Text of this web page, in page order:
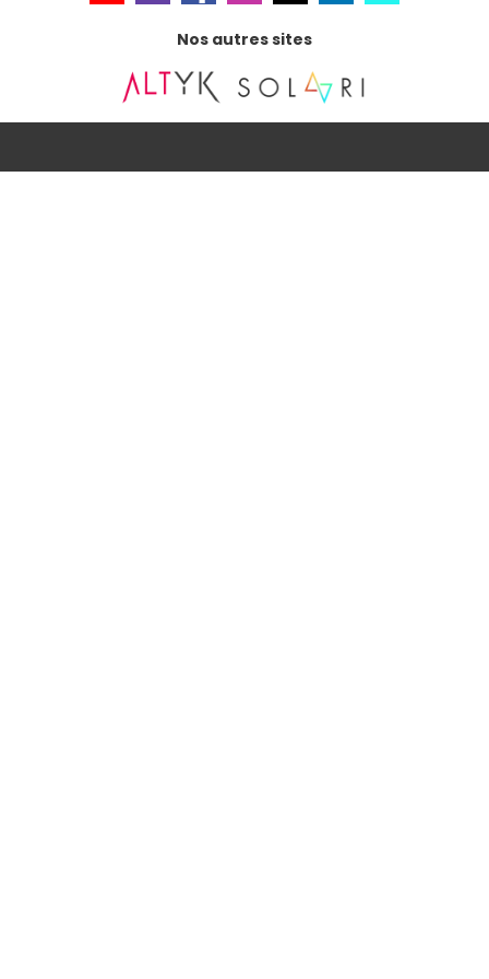
Nos autres sites